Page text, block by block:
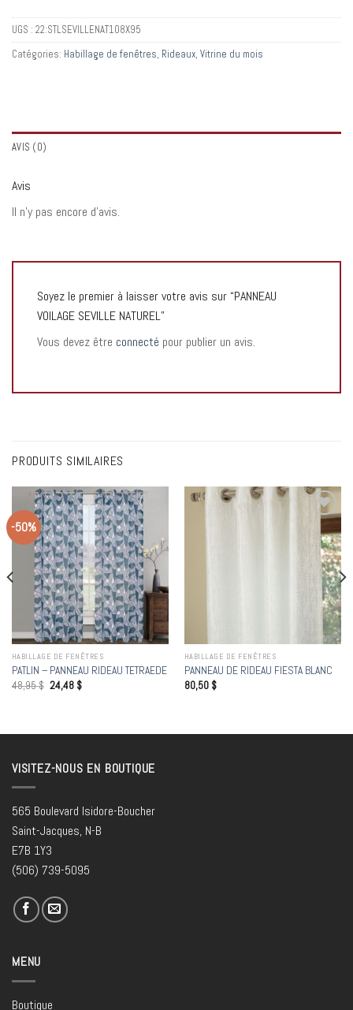
UGS : 22:STLSEVILLENAT108X95
Catégories: Habillage de fenêtres, Rideaux, Vitrine du mois
AVIS (0)
Avis
Il n’y pas encore d’avis.
Soyez le premier à laisser votre avis sur “PANNEAU
VOILAGE SEVILLE NATUREL”
Vous devez être connecté pour publier un avis.
PRODUITS SIMILAIRES
-50%
Add to
wishlist
HABILLAGE DE FENÊTRES
PATLIN – PANNEAU RIDEAU TETRAEDE
48,95$ 24,48 $
Add to
wishlist
HABILLAGE DE FENÊTRES
PANNEAU DE RIDEAU FIESTA BLANC
80,50 $
VISITEZ-NOUS EN BOUTIQUE
565 Boulevard Isidore-Boucher
Saint-Jacques, N-B
E7B 1Y3
(506) 739-5095
MENU
Boutique